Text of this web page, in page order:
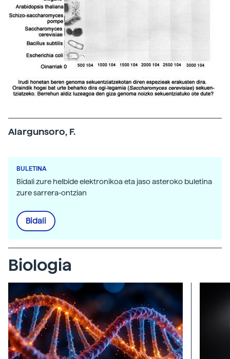
Alargunsoro, F.
BULETINA
Bidali zure helbide elektronikoa eta jaso asteroko buletina
zure sarrera-ontzian
Bidali
Biologia